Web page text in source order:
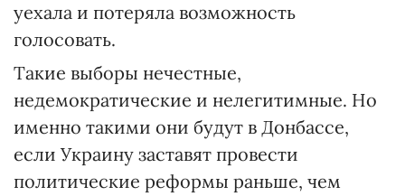
уехала и потеряла возможность
голосовать.
Такие выборы нечестные,
недемократические и нелегитимные. Но
именно такими они будут в Донбассе,
если Украину заставят провести
политические реформы раньше, чем